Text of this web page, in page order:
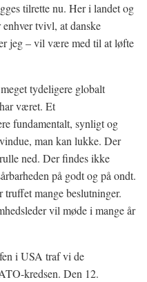
tilrette nu. Her i landet og
tvivl, at danske
jeg – vil være med til at løfte
tydeligere globalt
været. Et
fundamentalt, synligt og
man kan lukke. Der
ned. Der findes ikke
på godt og på ondt.
mange beslutninger.
vil møde i mange år
i USA traf vi de
kredsen. Den 12.